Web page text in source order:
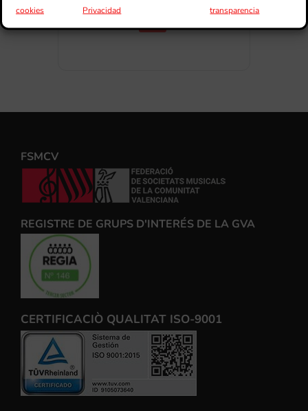
cookies
Privacidad
transparencia
FSMCV
REGISTRE DE GRUPS D'INTERÉS DE LA GVA
CERTIFICACIÒ QUALITAT ISO-9001